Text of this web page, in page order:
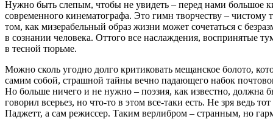
Нужно быть слепым, чтобы не увидеть – перед нами большое
современного кинематографа. Это гимн творчеству – чистому
том, как мизерабельный образ жизни может сочетаться с
в сознании человека. Оттого все наслаждения, воспринятые
в тесной тюрьме.
Можно сколь угодно долго критиковать мещанское болото,
самим собой, страшной тайны вечно падающего набок
Но больше ничего и не нужно – поэзия, как известно, должна
говорил всерьез, но что-то в этом все-таки есть. Не зря ведь
Паджетт, а сам режиссер. Таким верлибром – странным, но